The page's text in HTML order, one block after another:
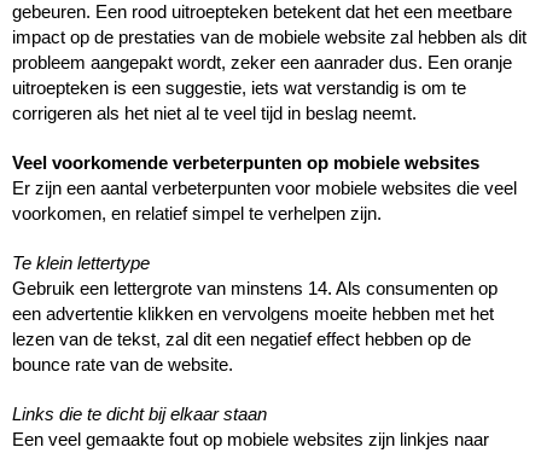
gebeuren. Een rood uitroepteken betekent dat het een meetbare
impact op de prestaties van de mobiele website zal hebben als dit
probleem aangepakt wordt, zeker een aanrader dus. Een oranje
uitroepteken is een suggestie, iets wat verstandig is om te
corrigeren als het niet al te veel tijd in beslag neemt.
Veel voorkomende verbeterpunten op mobiele websites
Er zijn een aantal verbeterpunten voor mobiele websites die veel
voorkomen, en relatief simpel te verhelpen zijn.
Te klein lettertype
Gebruik een lettergrote van minstens 14. Als consumenten op
een advertentie klikken en vervolgens moeite hebben met het
lezen van de tekst, zal dit een negatief effect hebben op de
bounce rate van de website.
Links die te dicht bij elkaar staan
Een veel gemaakte fout op mobiele websites zijn linkjes naar